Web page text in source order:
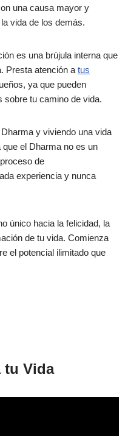
una causa mayor y
vida de los demás.
es una brújula interna que
Presta atención a tus
ya que pueden
sobre tu camino de vida.
y viviendo una vida
el Dharma no es un
de
experiencia y nunca
único hacia la felicidad, la
de tu vida. Comienza
el potencial ilimitado que
tu Vida